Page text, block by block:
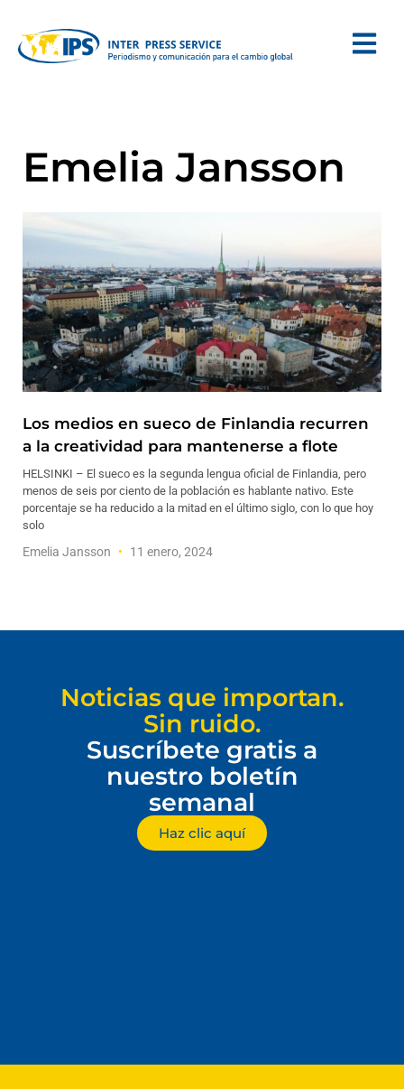
Emelia Jansson
Los medios en sueco de Finlandia recurren
a la creatividad para mantenerse a flote
HELSINKI – El sueco es la segunda lengua oficial de Finlandia, pero
menos de seis por ciento de la población es hablante nativo. Este
porcentaje se ha reducido a la mitad en el último siglo, con lo que hoy
solo
Emelia Jansson 11 enero, 2024
Noticias que importan.
Sin ruido.
Suscríbete gratis a
nuestro boletín
semanal
Haz clic aquí